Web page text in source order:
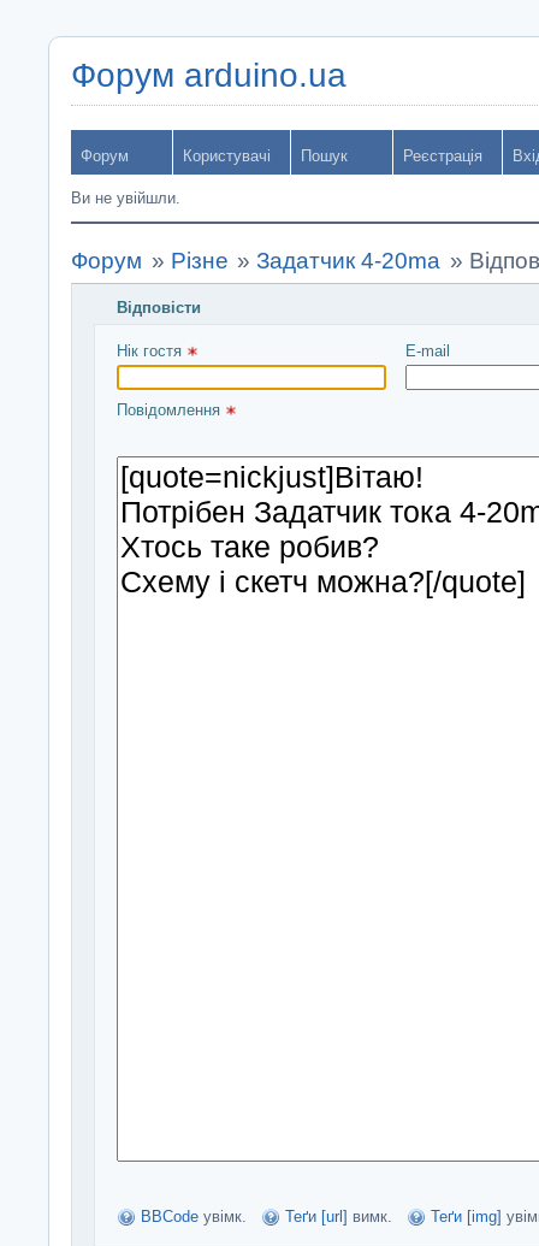
Форум arduino.ua
Форум Користувачі Пошук Реєстрація
Ви не увійшли.
Форум » Різне »Задатчик 4-20ma »
Відповісти
Введіть повідомлення і натисніть Надіслати
Нік гостя E-mail
Повідомлення
BBCode увімк. Теґи [url] вимк. Теґи [img]